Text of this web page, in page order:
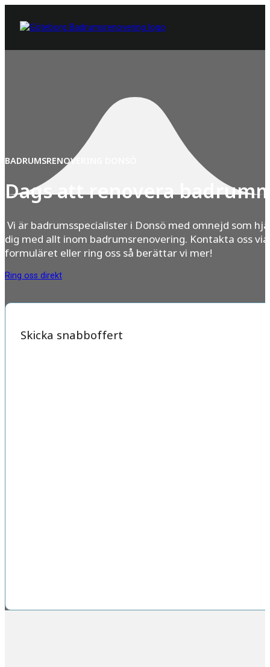
BADRUMSRENOVERING DONSÖ
Dags att renovera
Vi är badrumsspecialister i Donsö med omnejd som
dig med allt inom badrumsrenovering. Kontakta oss via
formuläret eller ring oss så berättar vi mer!
Ring oss direkt
Skicka snabboffert